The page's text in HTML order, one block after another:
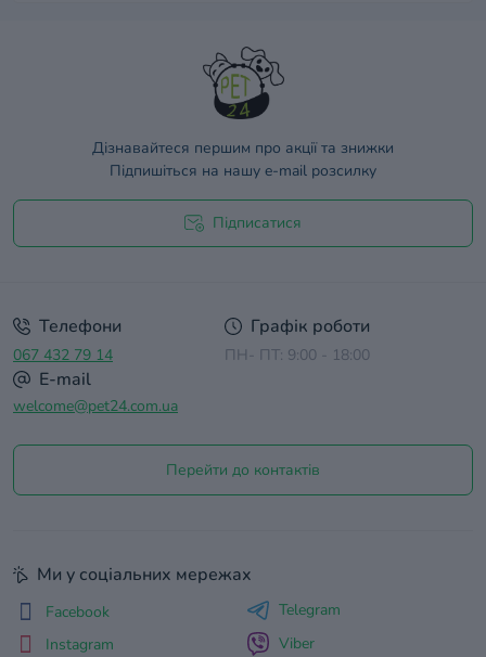
Дізнавайтеся першим про акції та знижки
Підпишіться на нашу e-mail розсилку
Підписатися
Телефони
067 432 79 14
Графік роботи
ПН- ПТ: 9:00 - 18:00
E-mail
welcome@pet24.com.ua
Перейти до контактів
Ми у соціальних мережах
Facebook
Instagram
Telegram
Viber